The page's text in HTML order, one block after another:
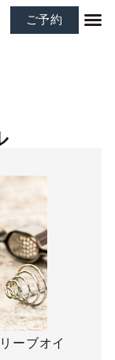
ご予約
ーブオイ